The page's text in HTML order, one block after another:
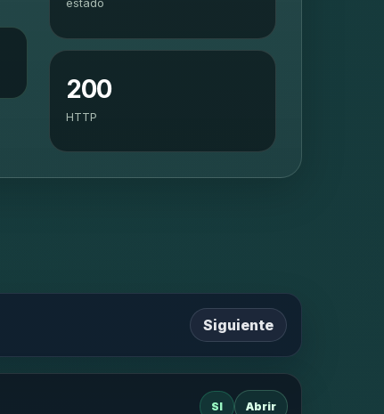
estado
200
HTTP
Siguiente
SI Abrir